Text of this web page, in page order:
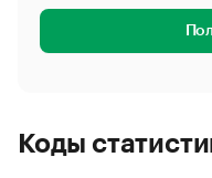
Коды